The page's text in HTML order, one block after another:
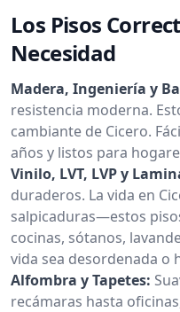
Los Pisos
Necesidad
Madera, Ingeniería y
resistencia moderna.
cambiante de Cicero.
años y listos para
Vinilo, LVT, LVP y
duraderos. La vida en
salpicaduras—estos
cocinas, sótanos,
vida sea desordenada o
Alfombra y Tapetes:
recámaras hasta